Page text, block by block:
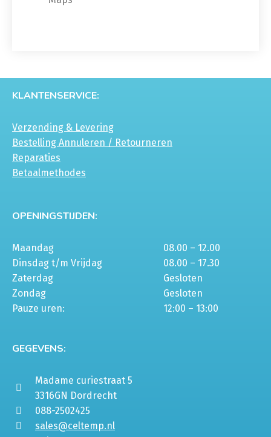
KLANTENSERVICE:
Verzending & Levering
Bestelling Annuleren / Retourneren
Reparaties
Betaalmethodes
OPENINGSTIJDEN:
Maandag
08.00 – 12.00
Dinsdag t/m Vrijdag
08.00 – 17.30
Zaterdag
Gesloten
Zondag
Gesloten
Pauze uren:
12:00 – 13:00
GEGEVENS:
Madame curiestraat 5
3316GN Dordrecht
088-2502425
sales@celtemp.nl